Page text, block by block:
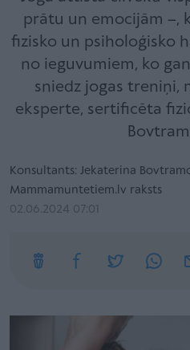
prātu un emocijām –,
fizisko un psiholoģisko
no ieguvumiem, ko
sniedz jogas treniņi,
eksperte, sertificēta
Konsultants: Jekaterina
Mammamuntetiem.lv raksts
02.06.2024 07:01